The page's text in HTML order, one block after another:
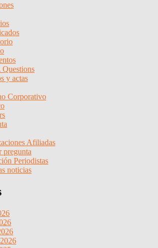
y actas
Corporativo
Afiliadas
pregunta
Periodistas
noticias